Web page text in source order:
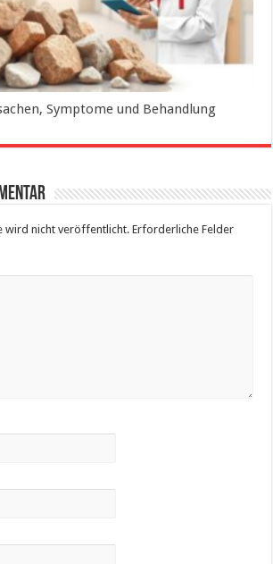
Symptome und Behandlung
wird nicht veröffentlicht. Erforderliche Felder